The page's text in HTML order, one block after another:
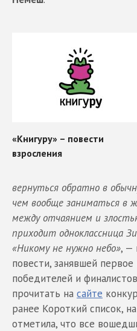
вернуться обратно в
чем вообще заниматься в
между отчаянием и
приходит одноклассница
«Никому не нужно небо», —
повести, занявшей
победителей и
прочитать на сайте
ранее Короткий список,
отметила, что все